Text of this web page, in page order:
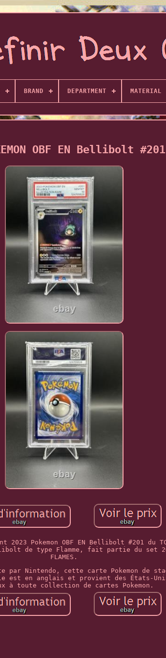
BRAND DEPARTMENT MATERIAL
OBF EN Bellibolt #201
2023 Pokemon OBF EN Bellibolt #201 du
de type Flamme, fait partie du set 2023
FLAMES.
Nintendo, cette carte Pokemon de
est en anglais et provient des États-
à toute collection de cartes Pokemon.